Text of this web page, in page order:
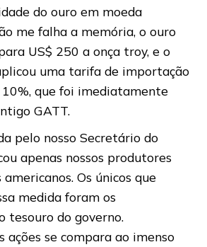
do ouro em moeda
me falha a memória, o ouro
US$ 250 a onça troy, e o
uma tarifa de importação
que foi imediatamente
GATT.
pelo nosso Secretário do
apenas nossos produtores
Os únicos que
medida foram os
tesouro do governo.
ações se compara ao imenso